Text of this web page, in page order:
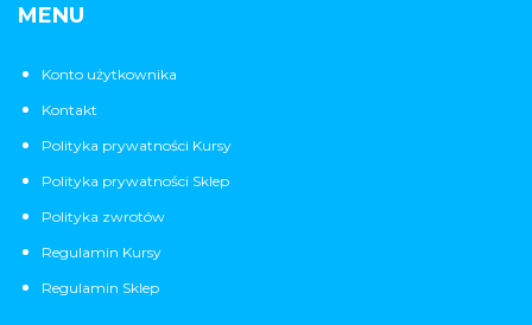
MENU
Konto użytkownika
Kontakt
Polityka prywatności Kursy
Polityka prywatności Sklep
Polityka zwrotów
Regulamin Kursy
Regulamin Sklep